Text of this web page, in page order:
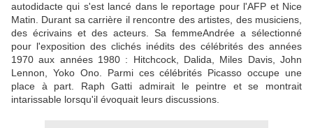
autodidacte qui s'est lancé dans le reportage pour l'AFP et Nice
Matin. Durant sa carrière il rencontre des artistes, des musiciens,
des écrivains et des acteurs. Sa femmeAndrée a sélectionné
pour l'exposition des clichés inédits des célébrités des années
1970 aux années 1980 : Hitchcock, Dalida, Miles Davis, John
Lennon, Yoko Ono. Parmi ces célébrités Picasso occupe une
place à part. Raph Gatti admirait le peintre et se montrait
intarissable lorsqu'il évoquait leurs discussions.